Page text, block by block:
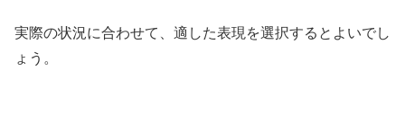
実際の状況に合わせて、適した表現を選択するとよいでし
ょう。